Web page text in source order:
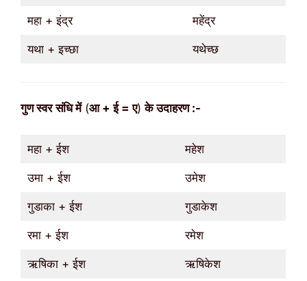
महा + इंद्र महेंद्र
यथा + इच्छा यथेच्छ
गुणस्वर संधि में(आ + ई = ए)के उदाहरण :-
महा + ईश महेश
उमा + ईश उमेश
गुडाका + ईश गुडाकेश
रमा + ईश रमेश
ऋषिका + ईश ऋषिकेश